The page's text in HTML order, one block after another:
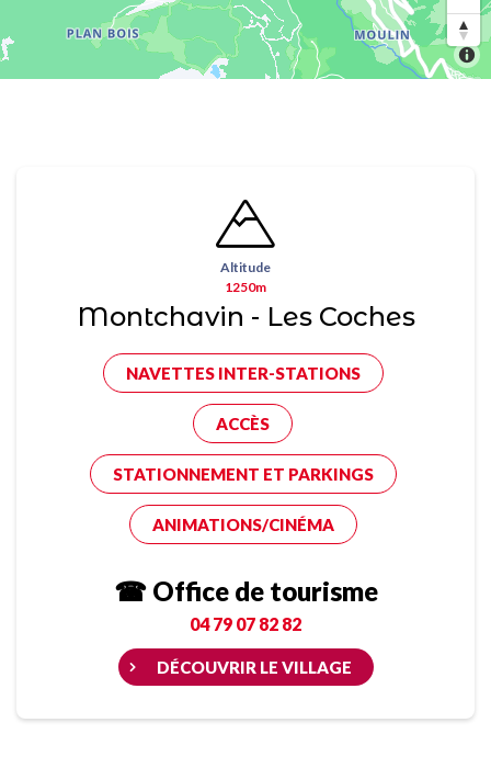
Altitude
1250m
Montchavin - Les Coches
NAVETTES INTER-STATIONS
ACCÈS
STATIONNEMENT ET PARKINGS
ANIMATIONS/CINÉMA
☎ Office de tourisme
04 79 07 82 82
DÉCOUVRIR LE VILLAGE